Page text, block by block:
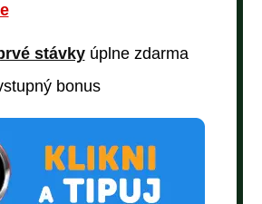
stávkyúplne zdarma
bonus